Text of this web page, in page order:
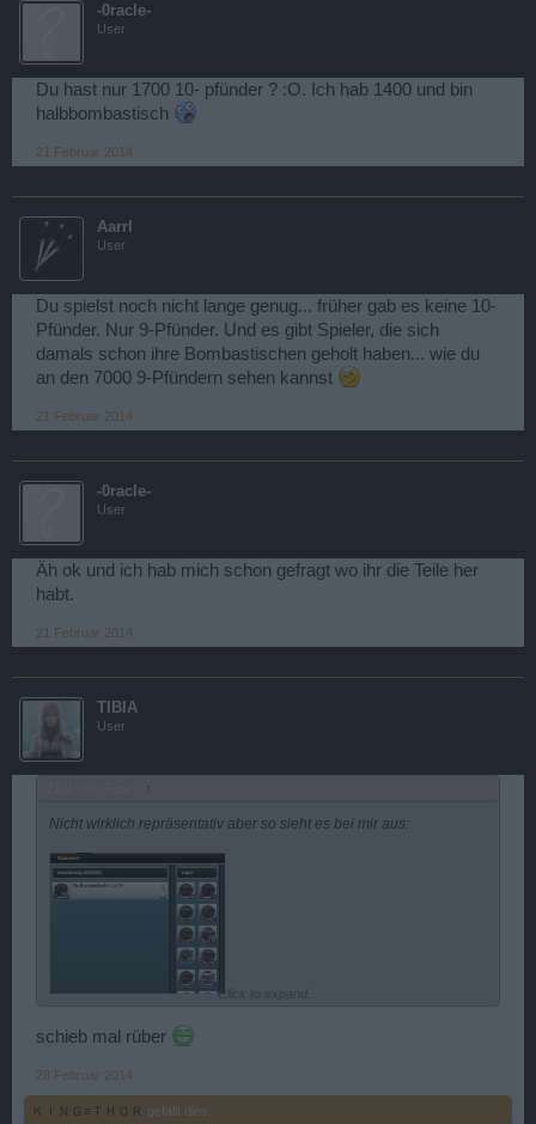
-0racle-
User
Du hast nur 1700 10- pfünder ? :O. Ich hab 1400 und bin
halbbombastisch
21 Februar 2014
Aarrl
User
Du spielst noch nicht lange genug... früher gab es keine 10-
Pfünder. Nur 9-Pfünder. Und es gibt Spieler, die sich
damals schon ihre Bombastischen geholt haben... wie du
an den 7000 9-Pfündern sehen kannst
21 Februar 2014
-0racle-
User
Äh ok und ich hab mich schon gefragt wo ihr die Teile her
habt.
21 Februar 2014
TIBIA
User
↑
Nicht wirklich repräsentativ aber so sieht es bei mir aus:
Click to expand...
schieb mal rüber
28 Februar 2014
ＫＩＮＧ≡ＴＨＯＲ gefällt dies.